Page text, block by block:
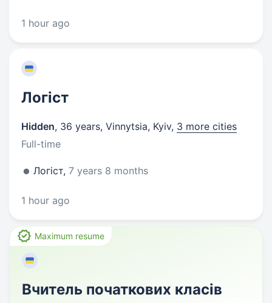
1 hour ago
Логіст
Hidden, 36 years, Vinnytsia, Kyiv, 3 more cities
Full-time
Логіст, 7 years 8 months
1 hour ago
Maximum resume
Вчитель початкових класів